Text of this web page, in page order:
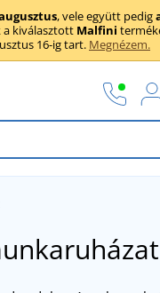
, vele együtt pedig
a kiválasztott Malfini
16-ig tart. Megnézem.